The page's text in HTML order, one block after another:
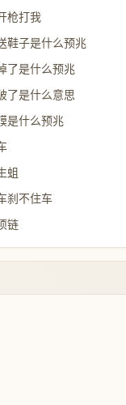
枪打我
鞋子是什么预兆
了是什么预兆
了是什么意思
是什么预兆
蛆
刹不住车
链